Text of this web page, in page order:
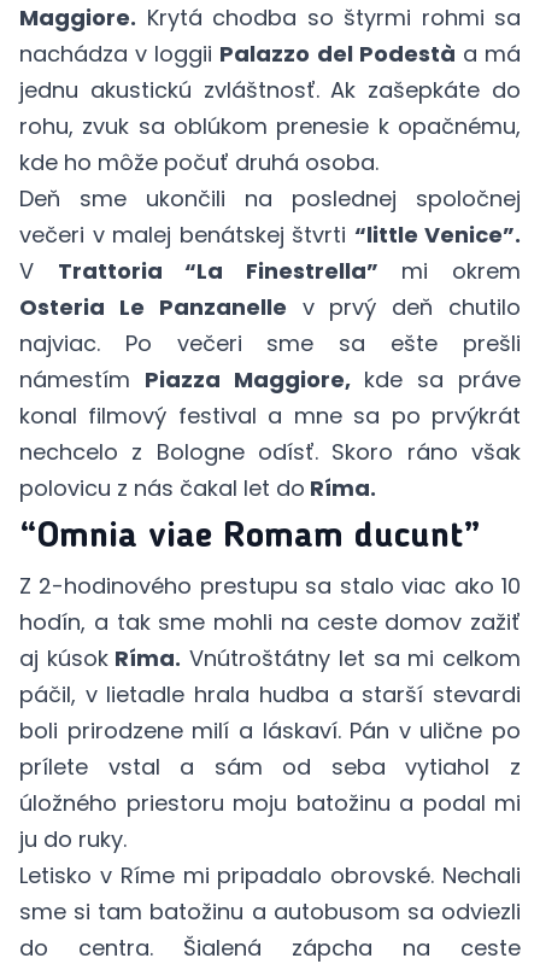
Maggiore. Krytá chodba so štyrmi rohmi sa
nachádza v loggii Palazzo del Podestà a má
jednu akustickú zvláštnosť. Ak zašepkáte do
rohu, zvuk sa oblúkom prenesie k opačnému,
kde ho môže počuť druhá osoba.
Deň sme ukončili na poslednej spoločnej
večeri v malej benátskej štvrti “little Venice”.
V Trattoria “La Finestrella” mi okrem
Osteria Le Panzanelle v prvý deň chutilo
najviac. Po večeri sme sa ešte prešli
námestím Piazza Maggiore, kde sa práve
konal filmový festival a mne sa po prvýkrát
nechcelo z Bologne odísť. Skoro ráno však
polovicu z nás čakal let do Ríma.
“Omnia viae Romam ducunt”
Z 2-hodinového prestupu sa stalo viac ako 10
hodín, a tak sme mohli na ceste domov zažiť
aj kúsokRíma. Vnútroštátny let sa mi celkom
páčil, v lietadle hrala hudba a starší stevardi
boli prirodzene milí a láskaví. Pán v ulične po
prílete vstal a sám od seba vytiahol z
úložného priestoru moju batožinu a podal mi
ju do ruky.
Letisko v Ríme mi pripadalo obrovské. Nechali
sme si tam batožinu a autobusom sa odviezli
do centra. Šialená zápcha na ceste